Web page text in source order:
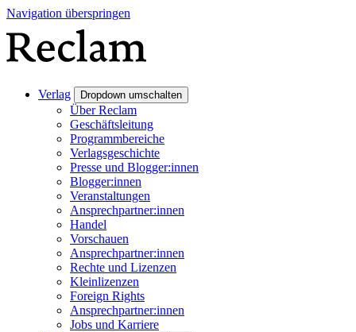
Navigation überspringen
Verlag Dropdown umschalten
Über Reclam
Geschäftsleitung
Programmbereiche
Verlagsgeschichte
Presse und Blogger:innen
Blogger:innen
Veranstaltungen
Ansprechpartner:innen
Handel
Vorschauen
Ansprechpartner:innen
Rechte und Lizenzen
Kleinlizenzen
Foreign Rights
Ansprechpartner:innen
Jobs und Karriere